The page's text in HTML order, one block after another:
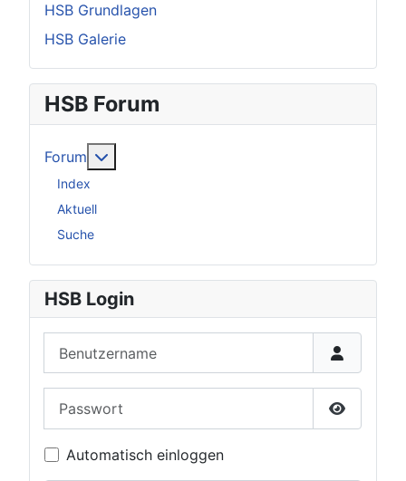
HSB Grundlagen
HSB Galerie
HSB Forum
Forum
Index
Aktuell
Suche
HSB Login
Passwort
Automatisch einloggen